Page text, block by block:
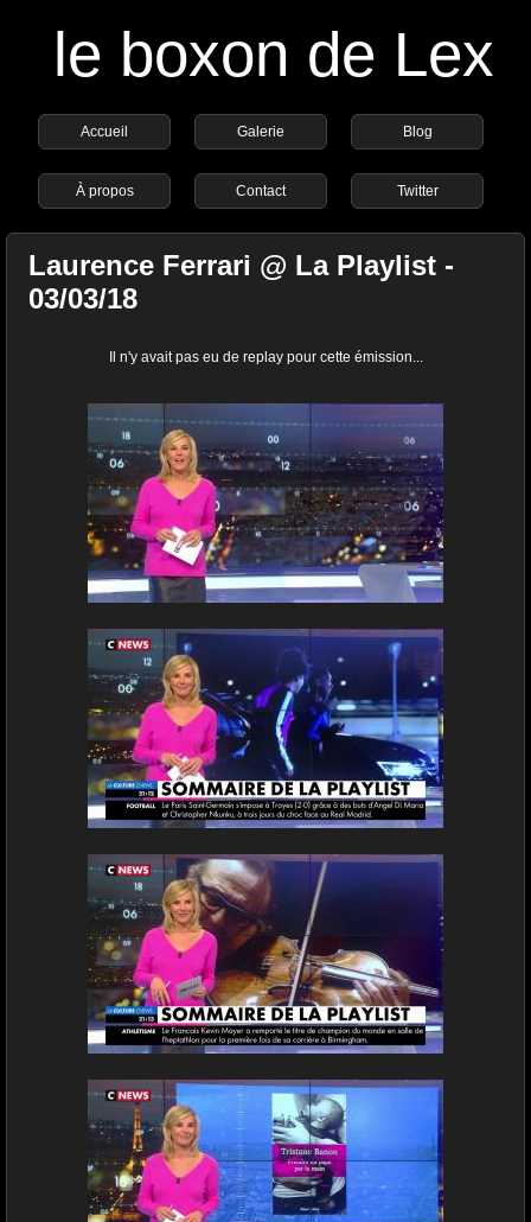
le boxon de Lex
Accueil Galerie Blog
À propos Contact Twitter
Laurence Ferrari @ La Playlist -
03/03/18
Il n'y avait pas eu de replay pour cette émission...